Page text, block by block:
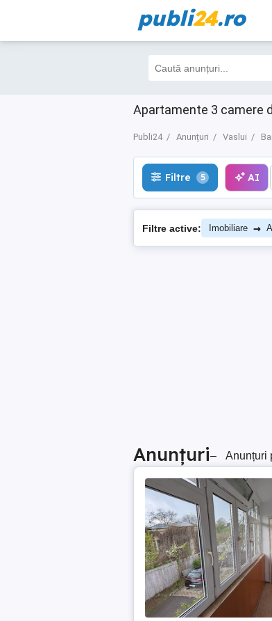
publi24.ro
Apartamente 3 camere
Publi24 Anunțuri Vaslui
Filtre 5 AI
Filtre 5 AI
Filtre active: Imobiliare →
Anunțuri– Anunțuri